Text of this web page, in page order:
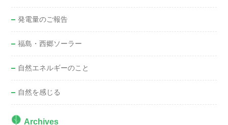
発電量のご報告
福島・西郷ソーラー
自然エネルギーのこと
自然を感じる
Archives